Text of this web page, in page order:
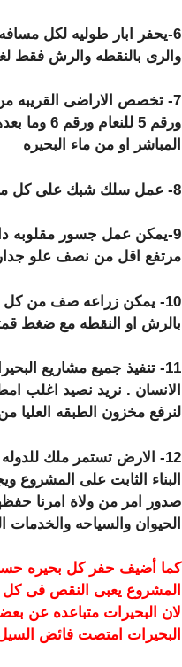
6-يحفر ابار طوليه لكل
والرى بالنقطه والرش فقط
ورقم 5
المباشر او من ماء البحيره
8- عمل سلك شبك على كل منطقه مطوره من الخارج لمنع الابل من الرعى داخلها .
9-يمكن عمل جسور مقلوبه
مرتفع اقل من نصف علو
10- يمكن زراعه صف من كل
بالرش او النقطه مع ضغط
11- تنفيذ جميع مشاريع
الانسان . نريد نصيد اغلب
لنرفع مخزون الطبقه العليا
12- الارض تستمر ملك
صدور امر من ولاة امرنا
الحيوان والسياحه
كما أضيف حفر كل بحيره
المشروع يعبى النقص فى كل
لان البحيرات متباعده عن
البحيرات امتصت فائض السيل